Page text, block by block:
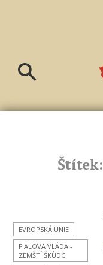
Štítek:
EVROPSKÁ UNIE
FIALOVA VLÁDA -
ZEMŠTÍ ŠKŮDCI